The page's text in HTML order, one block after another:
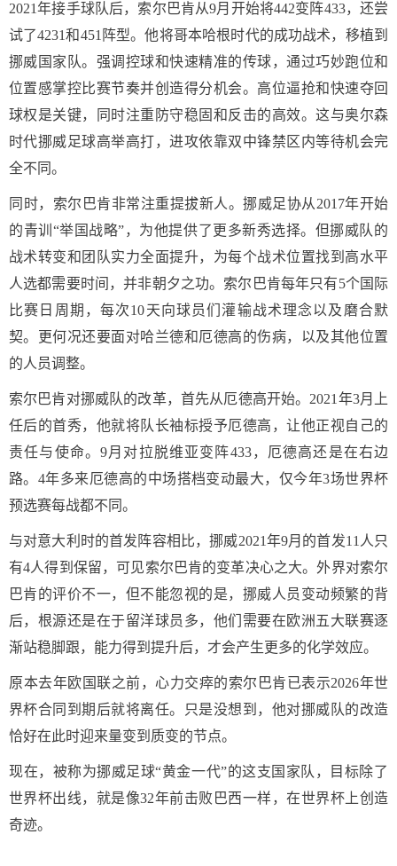
2021年接手球队后，索尔巴肯从9月开始将442变阵433，还尝
试了4231和451阵型。他将哥本哈根时代的成功战术，移植到
挪威国家队。强调控球和快速精准的传球，通过巧妙跑位和
位置感掌控比赛节奏并创造得分机会。高位逼抢和快速夺回
球权是关键，同时注重防守稳固和反击的高效。这与奥尔森
时代挪威足球高举高打，进攻依靠双中锋禁区内等待机会完
全不同。
同时，索尔巴肯非常注重提拔新人。挪威足协从2017年开始
的青训“举国战略”，为他提供了更多新秀选择。但挪威队的
战术转变和团队实力全面提升，为每个战术位置找到高水平
人选都需要时间，并非朝夕之功。索尔巴肯每年只有5个国际
比赛日周期，每次10天向球员们灌输战术理念以及磨合默
契。更何况还要面对哈兰德和厄德高的伤病，以及其他位置
的人员调整。
索尔巴肯对挪威队的改革，首先从厄德高开始。2021年3月上
任后的首秀，他就将队长袖标授予厄德高，让他正视自己的
责任与使命。9月对拉脱维亚变阵433，厄德高还是在右边
路。4年多来厄德高的中场搭档变动最大，仅今年3场世界杯
预选赛每战都不同。
与对意大利时的首发阵容相比，挪威2021年9月的首发11人只
有4人得到保留，可见索尔巴肯的变革决心之大。外界对索尔
巴肯的评价不一，但不能忽视的是，挪威人员变动频繁的背
后，根源还是在于留洋球员多，他们需要在欧洲五大联赛逐
渐站稳脚跟，能力得到提升后，才会产生更多的化学效应。
原本去年欧国联之前，心力交瘁的索尔巴肯已表示2026年世
界杯合同到期后就将离任。只是没想到，他对挪威队的改造
恰好在此时迎来量变到质变的节点。
现在，被称为挪威足球“黄金一代”的这支国家队，目标除了
世界杯出线，就是像32年前击败巴西一样，在世界杯上创造
奇迹。